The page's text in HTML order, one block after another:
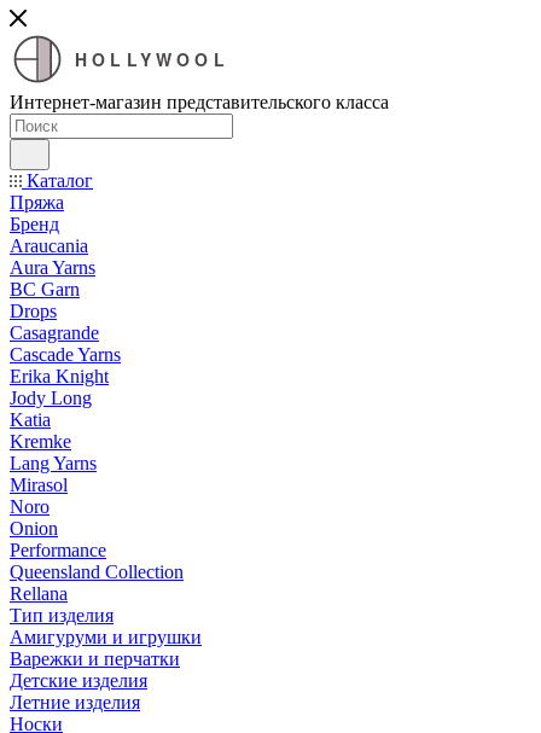
HOLLYWOOL
Интернет-магазин представительского класса
Каталог
Пряжа
Бренд
Araucania
Aura Yarns
BC Garn
Drops
Casagrande
Cascade Yarns
Erika Knight
Jody Long
Katia
Kremke
Lang Yarns
Mirasol
Noro
Onion
Performance
Queensland Collection
Rellana
Тип изделия
Амигуруми и игрушки
Варежки и перчатки
Детские изделия
Летние изделия
Носки